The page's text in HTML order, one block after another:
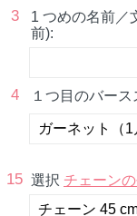
3
1 つめの名前／
前):
4 １つ目のバース
15 選択 チェーン